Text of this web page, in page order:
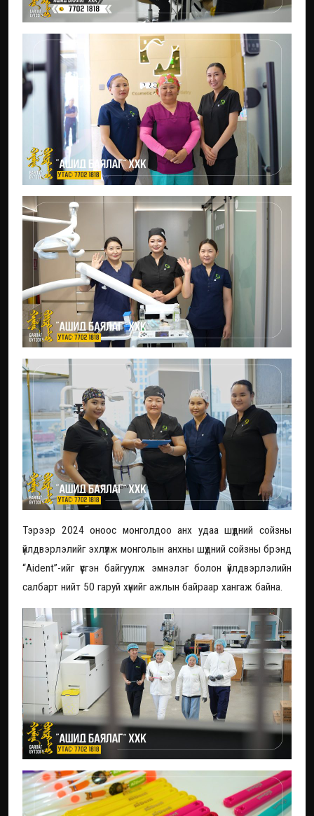
Тэрээр 2024 оноос монголдоо анх удаа шүдний сойзны
үйлдвэрлэлийг эхлүүлж монголын анхны шүдний сойзны брэнд
“Aident”-ийг үүсгэн байгуулж эмнэлэг болон үйлдвэрлэлийн
салбарт нийт 50 гаруй хүнийг ажлын байраар хангаж байна.